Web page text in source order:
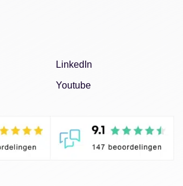
LinkedIn
Youtube